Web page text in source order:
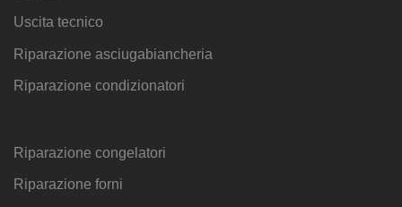
Uscita tecnico
Riparazione asciugabiancheria
Riparazione condizionatori
Riparazione congelatori
Riparazione forni